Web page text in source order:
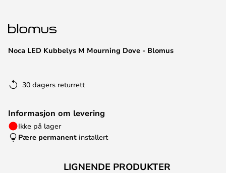
Noca LED Kubbelys M Mourning Dove - Blomus
30 dagers returrett
Informasjon om levering
Ikke på lager
Pære permanent installert
LIGNENDE PRODUKTER